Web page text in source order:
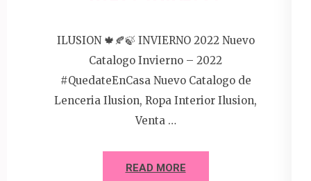
ILUSION 🍁🍂🍃 INVIERNO 2022 Nuevo
Catalogo Invierno – 2022
#QuedateEnCasa Nuevo Catalogo de
Lenceria Ilusion, Ropa Interior Ilusion,
Venta …
READ MORE